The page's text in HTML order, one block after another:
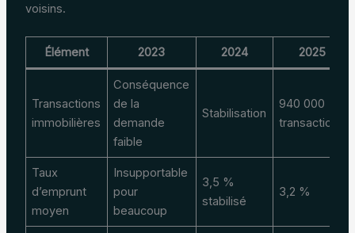
voisins.
Élément 2023 2024 2025
Transactions
immobilières
Conséquence
de la
demande
faible
Stabilisation
940 000
transactions
Taux
d’emprunt
moyen
Insupportable
pour
beaucoup
3,5 %
stabilisé
3,2 %